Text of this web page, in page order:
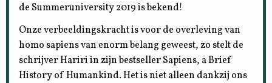
de Summeruniversity 2019 is bekend!
Onze verbeeldingskracht is voor de overleving van
homo sapiens van enorm belang geweest, zo stelt de
schrijver Hariri in zijn bestseller Sapiens, a Brief
History of Humankind. Het is niet alleen dankzij ons